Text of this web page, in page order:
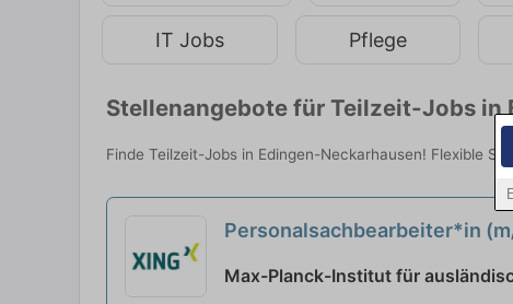
IT Jobs Pflege
Stellenangebote für Teilzeit-Jobs in
Finde Teilzeit-Jobs in Edingen-Neckarhausen! Flexible
Personalsachbearbeiter*in
Max-Planck-Institut für